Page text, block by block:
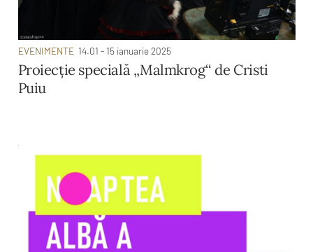
EVENIMENTE 14.01 - 15 ianuarie 2025
Proiecție specială ,,Malmkrog‘‘ de Cristi
Puiu